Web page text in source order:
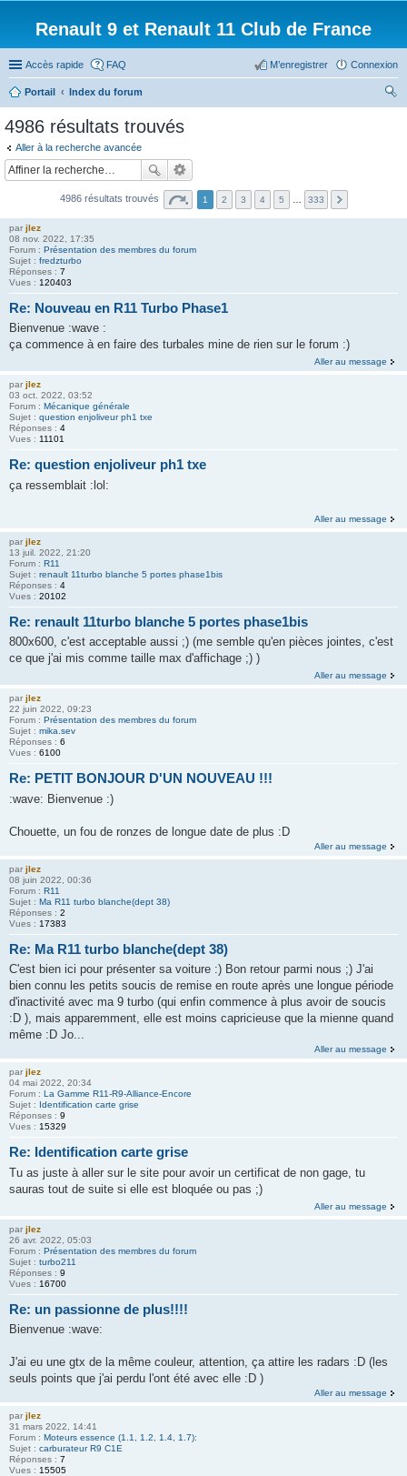
Renault 9 et Renault 11 Club de France
Accès rapide FAQ Connexion
M’enregistrer
Portail
Index du forum
4986 résultats trouvés
Aller à la recherche avancée
4986 résultats trouvés 1 2 3 4 5 333
par jlez
08 nov. 2022, 17:35
Forum : Présentation des membres du forum
Sujet : fredzturbo
Réponses : 7
Vues : 120403
Re: Nouveau en R11 Turbo Phase1
Bienvenue :wave :
ça commence à en faire des turbales mine de rien sur le forum :)
Aller au message
par jlez
03 oct. 2022, 03:52
Forum : Mécanique générale
Sujet : question enjoliveur ph1 txe
Réponses : 4
Vues : 11101
Re: question enjoliveur ph1 txe
ça ressemblait :lol:
Aller au message
par jlez
13 juil. 2022, 21:20
Forum : R11
Sujet : renault 11turbo blanche 5 portes phase1bis
Réponses : 4
Vues : 20102
Re: renault 11turbo blanche 5 portes phase1bis
800x600, c'est acceptable aussi ;) (me semble qu'en pièces jointes, c'est
ce que j'ai mis comme taille max d'affichage ;) )
Aller au message
par jlez
22 juin 2022, 09:23
Forum : Présentation des membres du forum
Sujet : mika.sev
Réponses : 6
Vues : 6100
Re: PETIT BONJOUR D'UN NOUVEAU !!!
:wave: Bienvenue :)
Chouette, un fou de ronzes de longue date de plus :D
Aller au message
par jlez
08 juin 2022, 00:36
Forum : R11
Sujet : Ma R11 turbo blanche(dept 38)
Réponses : 2
Vues : 17383
Re: Ma R11 turbo blanche(dept 38)
C'est bien ici pour présenter sa voiture :) Bon retour parmi nous ;) J'ai
bien connu les petits soucis de remise en route après une longue période
d'inactivité avec ma 9 turbo (qui enfin commence à plus avoir de soucis
:D ), mais apparemment, elle est moins capricieuse que la mienne quand
même :D Jo...
Aller au message
par jlez
04 mai 2022, 20:34
Forum : La Gamme R11-R9-Alliance-Encore
Sujet : Identification carte grise
Réponses : 9
Vues : 15329
Re: Identification carte grise
Tu as juste à aller sur le site pour avoir un certificat de non gage, tu
sauras tout de suite si elle est bloquée ou pas ;)
Aller au message
par jlez
26 avr. 2022, 05:03
Forum : Présentation des membres du forum
Sujet : turbo211
Réponses : 9
Vues : 16700
Re: un passionne de plus!!!!
Bienvenue :wave:
J'ai eu une gtx de la même couleur, attention, ça attire les radars :D (les
seuls points que j'ai perdu l'ont été avec elle :D )
Aller au message
par jlez
31 mars 2022, 14:41
Forum : Moteurs essence (1.1, 1.2, 1.4, 1.7):
Sujet : carburateur R9 C1E
Réponses : 7
Vues : 15505